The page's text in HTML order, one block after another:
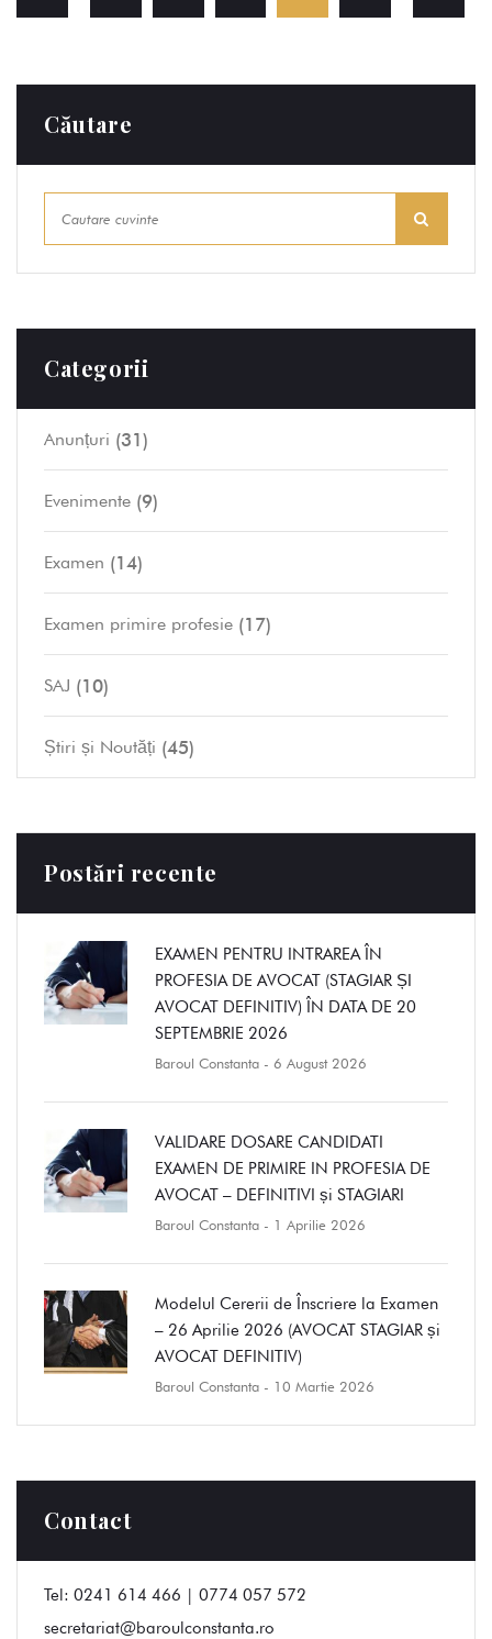
Căutare
Categorii
Anunțuri (31)
Evenimente (9)
Examen (14)
Examen primire profesie (17)
SAJ (10)
Știri și Noutăți (45)
Postări recente
EXAMEN PENTRU INTRAREA ÎN
PROFESIA DE AVOCAT (STAGIAR ȘI
AVOCAT DEFINITIV) ÎN DATA DE 20
SEPTEMBRIE 2026
Baroul Constanta - 6 August 2026
VALIDARE DOSARE CANDIDATI
EXAMEN DE PRIMIRE IN PROFESIA DE
AVOCAT – DEFINITIVI și STAGIARI
Baroul Constanta - 1 Aprilie 2026
Modelul Cererii de Înscriere la Examen
– 26 Aprilie 2026 (AVOCAT STAGIAR și
AVOCAT DEFINITIV)
Baroul Constanta - 10 Martie 2026
Contact
Tel: 0241 614 466 | 0774 057 572
secretariat@baroulconstanta.ro